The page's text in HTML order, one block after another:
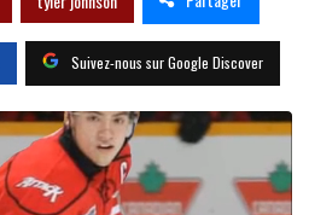
Suivez-nous sur Google Discover